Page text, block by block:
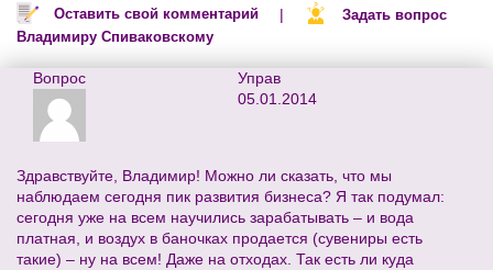
Оставить свой комментарий |
Задать вопрос
Владимиру Спиваковскому
Вопрос
Управ
05.01.2014
Здравствуйте, Владимир! Можно ли сказать, что мы
наблюдаем сегодня пик развития бизнеса? Я так подумал:
сегодня уже на всем научились зарабатывать – и вода
платная, и воздух в баночках продается (сувениры есть
такие) – ну на всем! Даже на отходах. Так есть ли куда